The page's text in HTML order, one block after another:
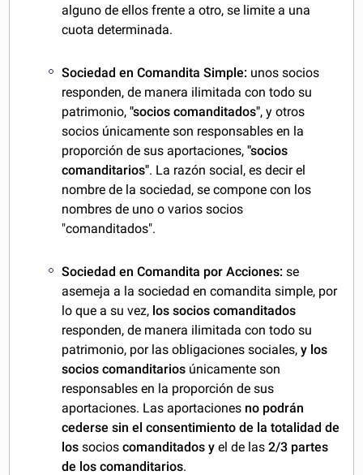
alguno de ellos frente a otro, se limite a una
cuota determinada.
Sociedad en Comandita Simple: unos socios
responden, de manera ilimitada con todo su
patrimonio,"socios comanditados", y otros
socios únicamente son responsables en la
proporción de sus aportaciones, "socios
comanditarios". La razón social, es decir el
nombre de la sociedad, se compone con los
nombres de uno o varios socios
"comanditados".
Sociedad en Comandita por Acciones: se
asemeja a la sociedad en comandita simple, por
lo que a su vez, los socios comanditados
responden, de manera ilimitada con todo su
patrimonio, por las obligaciones sociales,y los
socios comanditarios únicamente son
responsables en la proporción de sus
aportaciones. Las aportaciones no podrán
cederse sin el consentimiento de la totalidad de
lossocioscomanditados yel de las 2/3 partes
de los comanditarios.